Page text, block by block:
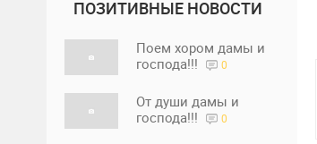
ПОЗИТИВНЫЕ НОВОСТИ
Поем хором дамы и
господа!!!
0
От души дамы и
господа!!!
0